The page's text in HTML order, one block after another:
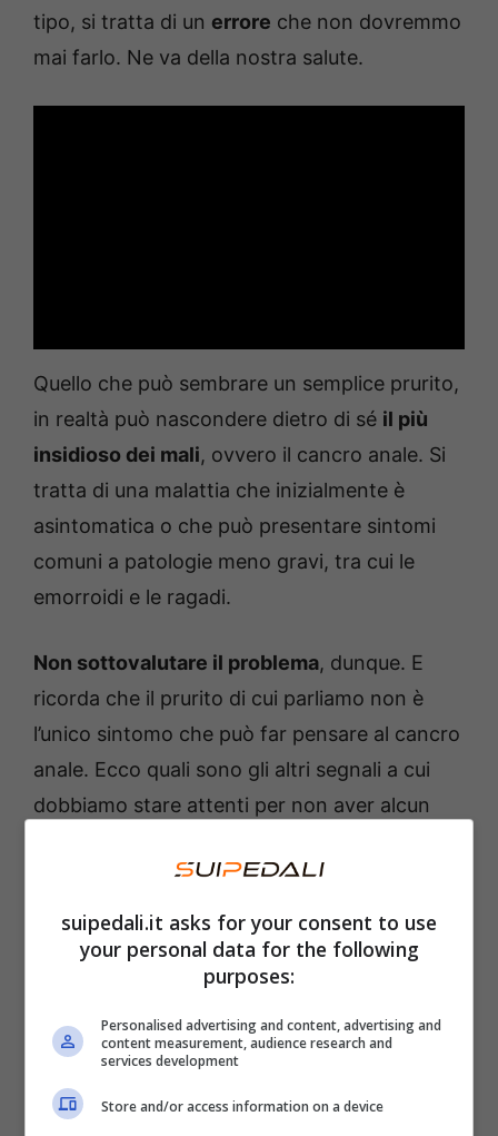
tipo, si tratta di un errore che non dovremmo
mai farlo. Ne va della nostra salute.
Quello che può sembrare un semplice prurito,
in realtà può nascondere dietro di sé il più
insidioso dei mali, ovvero il cancro anale. Si
tratta di una malattia che inizialmente è
asintomatica o che può presentare sintomi
comuni a patologie meno gravi, tra cui le
emorroidi e le ragadi.
Non sottovalutare il problema, dunque. E
ricorda che il prurito di cui parliamo non è
l’unico sintomo che può far pensare al cancro
anale. Ecco quali sono gli altri segnali a cui
dobbiamo stare attenti per non aver alcun
Gli altri sintomi del cancro
anale
possono farci sospettare di questa malattia.
persistente è uno dei principalicampanelli
suipedali.it asks for your consent to use
your personal data for the following
purposes:
Personalised advertising and content, advertising and
content measurement, audience research and
services development
Store and/or access information on a device